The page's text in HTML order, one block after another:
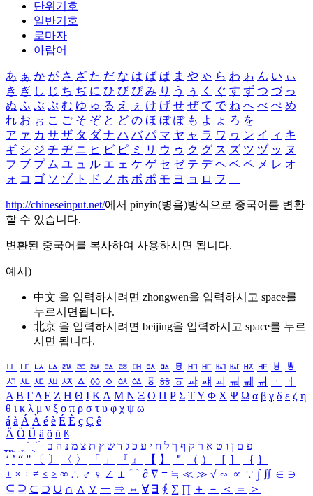
단위기호
일반기호
로마자
아랍어
あ ぁ か が さ ざ た だ な は ば ぱ ま や ゃ ら わ ゎ ん い ぃ
き ぎ し じ ち ぢ に ひ び ぴ み り う ぅ く ぐ す ず つ づ っ
ぬ ふ ぶ ぷ む ゆ ゅ る え ぇ け げ せ ぜ て で ね へ べ ぺ め
れ お ぉ こ ご そ ぞ と ど の ほ ぼ ぽ も よ ょ ろ を
ア ァ カ サ ザ タ ダ ナ ハ バ パ マ ヤ ャ ラ ワ ヮ ン イ ィ キ
ギ シ ジ チ ヂ ニ ヒ ビ ピ ミ リ ウ ゥ ク グ ス ズ ツ ヅ ッ ヌ
フ ブ プ ム ユ ュ ル エ ェ ケ ゲ セ ゼ テ デ ヘ ベ ペ メ レ オ
ォ コ ゴ ソ ゾ ト ド ノ ホ ボ ポ モ ヨ ョ ロ ヲ ―
http://chineseinput.net/에서 pinyin(병음)방식으로 중국어를 변환
할 수 있습니다.
변환된 중국어를 복사하여 사용하시면 됩니다.
예시)
中文 을 입력하시려면 zhongwen을 입력하시고 space를
누르시면됩니다.
北京 을 입력하시려면 beijing을 입력하시고 space를 누르
시면 됩니다.
ㅥ ㅦ ㅧ ㅨ ㅩ ㅪ ㅫ ㅬ ㅭ ㅮ ㅯ ㅰ ㅱ ㅲ ㅳ ㅴ ㅵ ㅶ ㅷ ㅸ
ㅹ
ㅺ ㅻ ㅼ ㅽ ㅾ ㅿ ㆀ ㆁ ㆂ ㆃ ㆄ ㆅ ㆆ ㆇ ㆈ ㆉ ㆊ ㆋ ㆌ ㆍ
ㆎ
Α Β ΓΔ Ε Ζ Η Θ Ι ΚΛ Μ Ν Ξ Ο Π Ρ Σ ΤΥ Φ Χ Ψ Ω α β γ δ ε ζ η
θ ι κ λ μ ν ξ ο π ρ σ τ υ φ χ ψ ω
á à Á À é è É È ç Ç ê
Ä Ö Ü ä ö ü ß
ִֶֹ ֻּ ׁׂ פ ם ן ו ט א ר ק ף ך ל ח י ע כ ג ד ש ץ ת צ מ נ ה ב
‘ ’ “ ” 〔 〕 〈 〉 「 」 『 』 【 】 ＂ （ ） ［ ］ ｛ ｝
± × ÷ ≠ ≤ ≥ ∞ ∴ ♂ ♀ ∠ ⊥ ⌒ ∂ ∇ ≡ ≒ ≪ ≫ √ ∽ ∝ ∵ ∫ ∬ ∈ ∋
⊆ ⊇ ⊂ ⊃ ∪ ∩ ∧ ∨ ￢ ⇒ ⇔ ∀ ∃ ∮ ∑ ∏ ＋ － ＜ ＝
＞